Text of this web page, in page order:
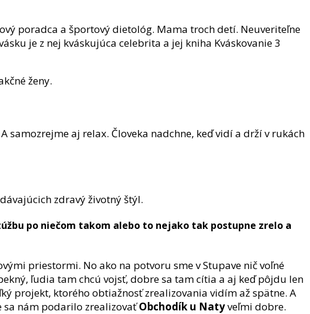
poradca a športový dietológ. Mama troch detí. Neuveriteľne
je z nej kváskujúca celebrita a jej kniha Kváskovanie 3
ženy.
aj relax. Človeka nadchne, keď vidí a drží v rukách
zdravý životný štýl.
po niečom takom alebo to nejako tak postupne zrelo a
priestormi. No ako na potvoru sme v Stupave nič voľné
ľudia tam chcú vojsť, dobre sa tam cítia a aj keď pôjdu len
projekt, ktorého obtiažnosť zrealizovania vidím až spätne. A
sa nám podarilo zrealizovaťObchodík u Natyveľmi dobre.